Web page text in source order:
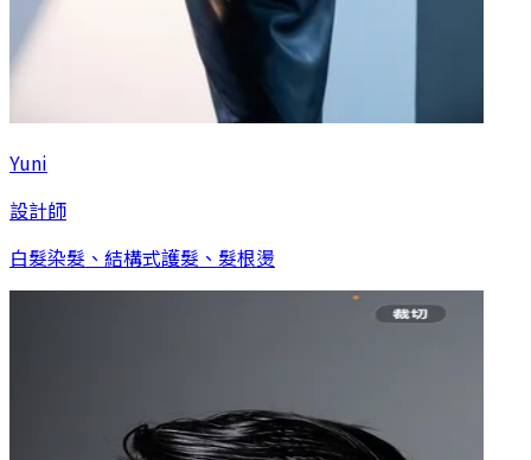
Yuni
設計師
白髮染髮、結構式護髮、髮根燙